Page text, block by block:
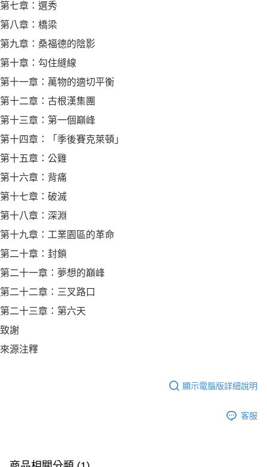
第七章：選秀
第八章：橋梁
第九章：桑福德的陰影
第十章：勾住縫線
第十一章：萬物的適切平衡
第十二章：古根漢集團
第十三章：第一個巔峰
第十四章：「季後賽克萊頓」
第十五章：公雞
第十六章：背痛
第十七章：破滅
第十八章：深淵
第十九章：工業園區的革命
第二十章：封鎖
第二十一章：夢想的巔峰
第二十二章：三叉路口
第二十三章：第六天
致謝
來源注釋
顯示電腦版詳細說明
客服